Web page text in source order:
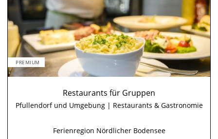
PREMIUM
Restaurants für Gruppen
Pfullendorf und Umgebung | Restaurants & Gastronomie
Ferienregion Nördlicher Bodensee